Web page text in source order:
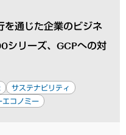
を通じた企業のビジネ
リーズ、GCPへの対
サステナビリティ
エコノミー